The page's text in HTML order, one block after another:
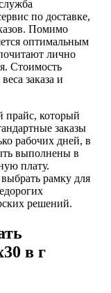
по доставке,
Помимо
оптимальным
лично
Стоимость
заказа и
прайс, который
заказы
рабочих дней, в
выполнены в
плату.
рамку для
решений.
в г